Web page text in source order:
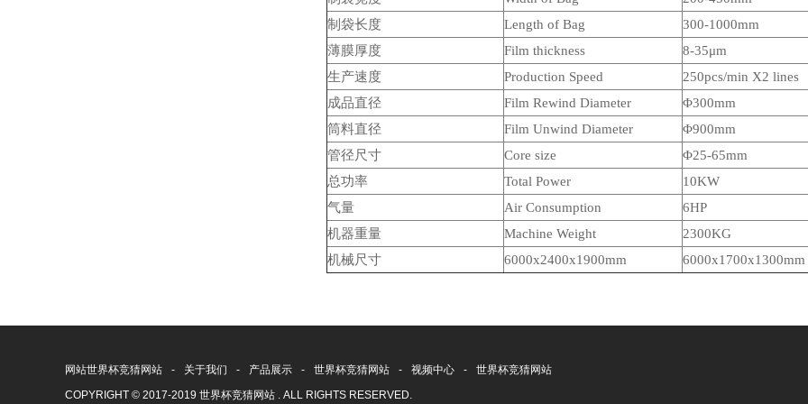
制袋长度
Length of Bag 300-1000mm
薄膜厚度
Film thickness 8-35μm
生产速度
Production Speed 250pcs/min X2 lines
成品直径
Film Rewind Diameter Φ300mm
筒料直径
Film Unwind Diameter
Φ900mm
管径尺寸
Core size Φ25-65mm
总功率
Total Power 10KW
气量
Air Consumption
6HP
机器重量
Machine Weight 2300KG
机械尺寸
6000x2400x1900mm 6000x1700x1300mm
网站世界杯竞猜网站 - 关于我们 - 产品展示 - 世界杯竞猜网站 - 视频中心 -
世界杯竞猜网站
COPYRIGHT © 2017-2019 世界杯竞猜网站 . ALL RIGHTS RESERVED.